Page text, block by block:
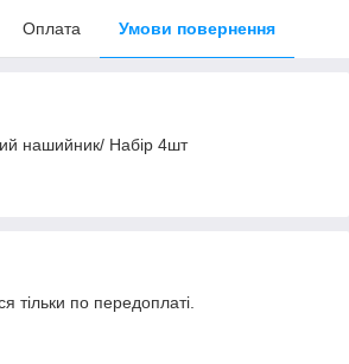
Оплата Умови повернення
нашийник/ Набір 4шт
тільки по передоплаті.